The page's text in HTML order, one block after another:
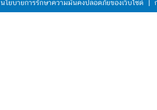
นโยบายการรักษาความมั่นคงปลอดภัยของเว็บไซต์ |